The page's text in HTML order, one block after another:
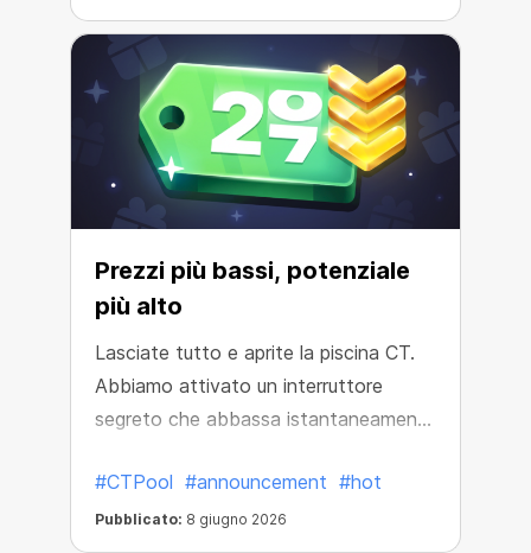
Prezzi più bassi, potenziale
più alto
Lasciate tutto e aprite la piscina CT.
Abbiamo attivato un interruttore
segreto che abbassa istantaneamente
#CTPool #announcement #hot
Pubblicato: 8 giugno 2026